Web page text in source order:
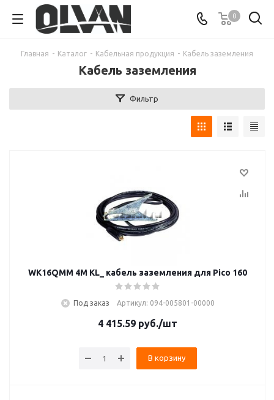
0
Главная - Каталог - Кабельная продукция - Кабель заземления
Кабель заземления
Фильтр
WK16QMM 4M KL_ кабель заземления для Pico 160
Под заказ Артикул: 094-005801-00000
4 415.59 руб./шт
В корзину